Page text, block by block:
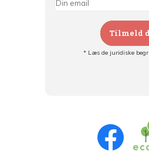
Tilmeld
* Læs de juridiske